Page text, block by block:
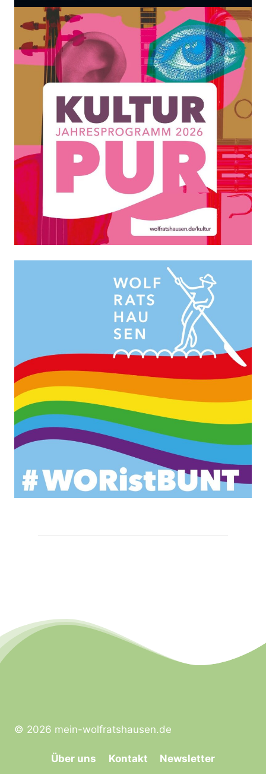
© 2026 mein-wolfratshausen.de
Über uns Kontakt Newsletter